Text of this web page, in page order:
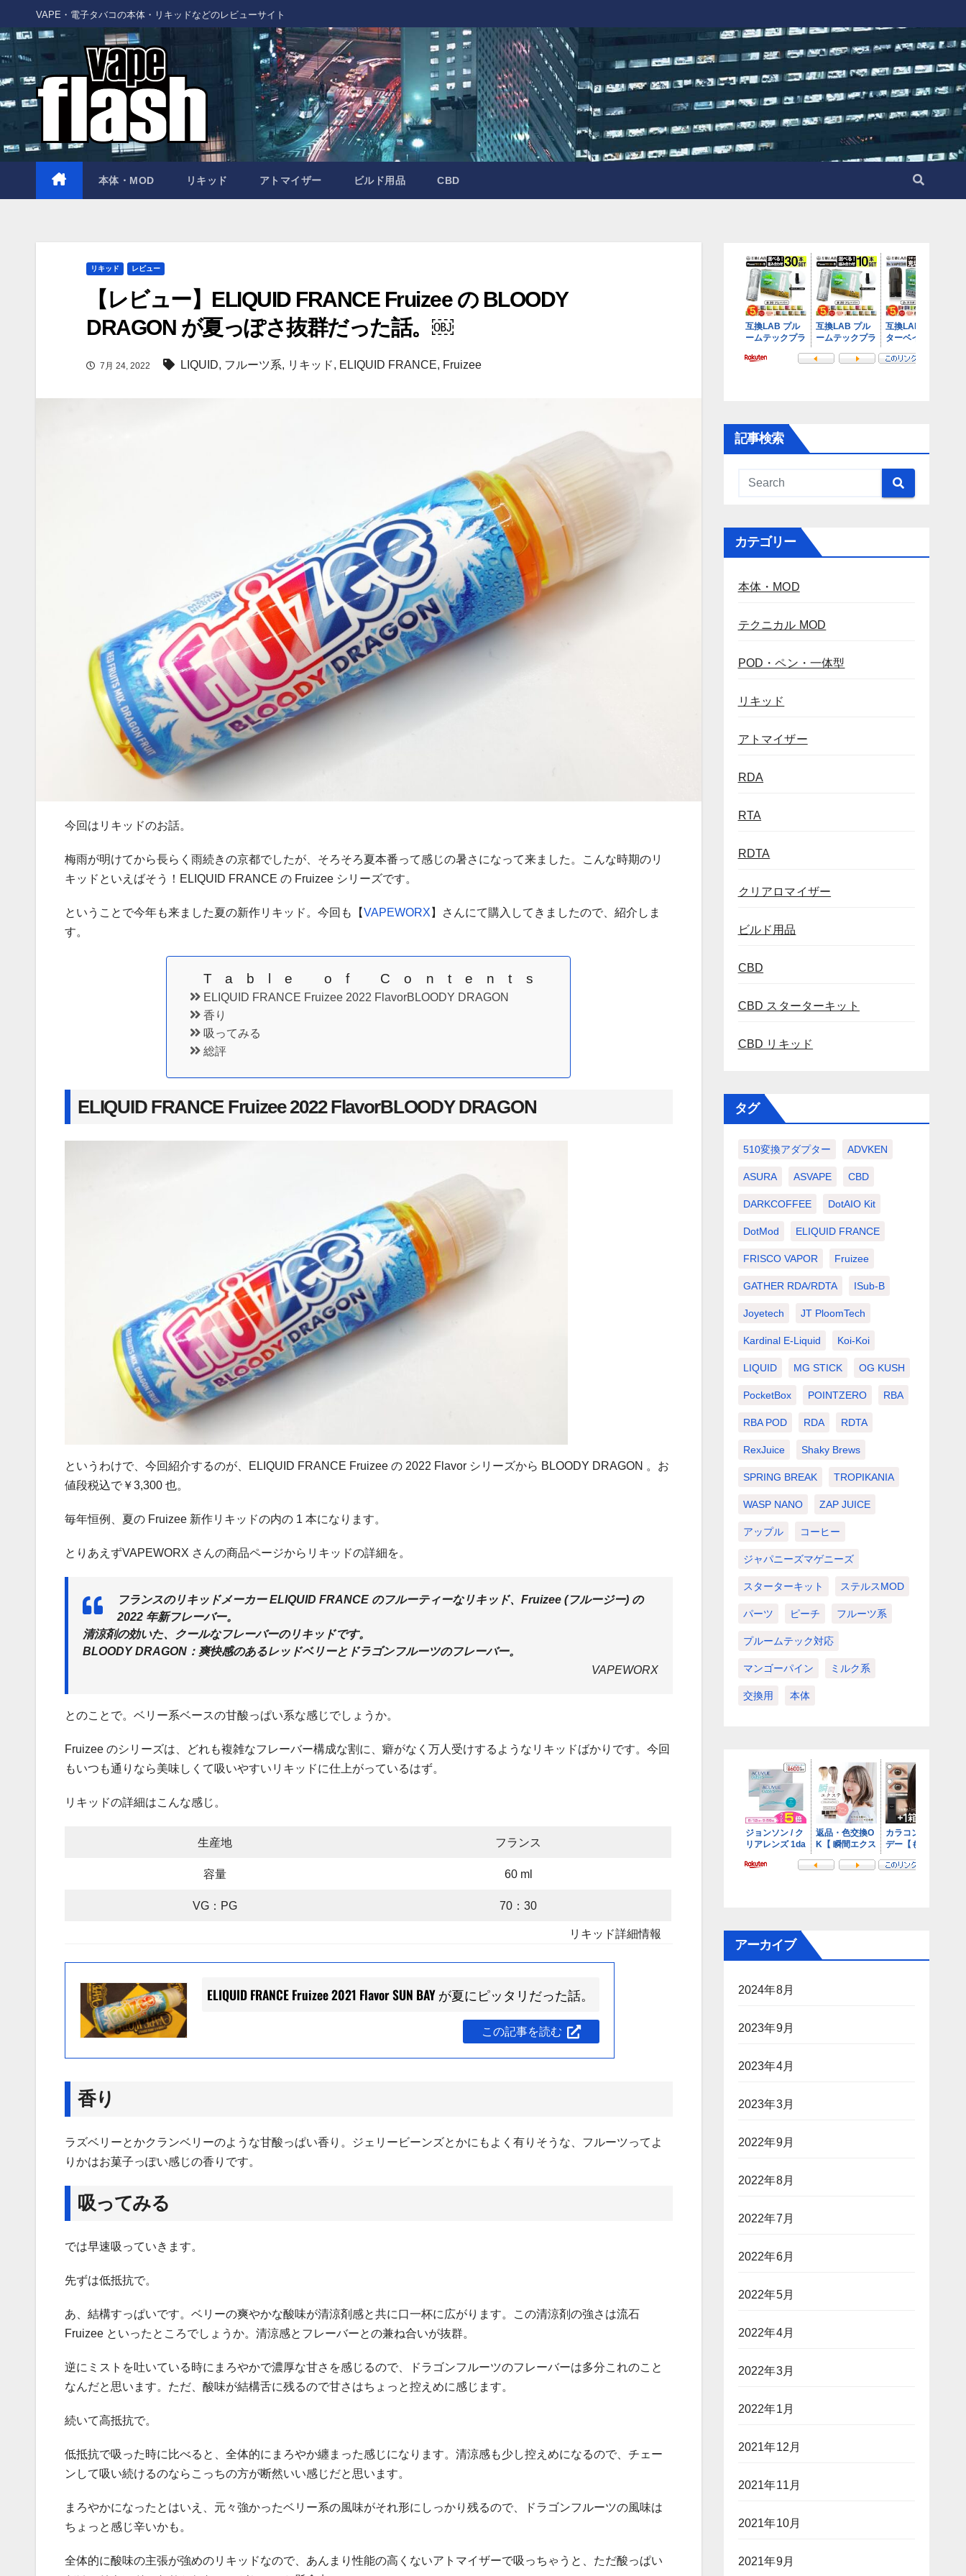
to
content
VAPE・電子タバコの本体・リキッドなどのレビューサイト
本体・MOD リキッド アトマイザー ビルド用品 CBD
リキッド レビュー
【レビュー】ELIQUID FRANCE Fruizee の BLOODY
DRAGON が夏っぽさ抜群だった話。￼
7月 24, 2022 LIQUID, フルーツ系, リキッド, ELIQUID FRANCE, Fruizee
今回はリキッドのお話。
梅雨が明けてから長らく雨続きの京都でしたが、そろそろ夏本番って感じの暑さになって来ました。こんな時期のリ
キッドといえばそう！ELIQUID FRANCE の Fruizee シリーズです。
ということで今年も来ました夏の新作リキッド。今回も【VAPEWORX 】さんにて購入してきましたので、紹介しま
す。
Table of Contents
ELIQUID FRANCE Fruizee 2022 FlavorBLOODY DRAGON
香り
吸ってみる
総評
ELIQUID FRANCE Fruizee 2022 FlavorBLOODY DRAGON
というわけで、今回紹介するのが、ELIQUID FRANCE Fruizee の 2022 Flavor シリーズから BLOODY DRAGON 。お
値段税込で￥3,300 也。
毎年恒例、夏の Fruizee 新作リキッドの内の 1 本になります。
とりあえずVAPEWORX さんの商品ページからリキッドの詳細を。
フランスのリキッドメーカー ELIQUID FRANCE のフルーティーなリキッド、Fruizee (フルージー) の
2022 年新フレーバー。
清涼剤の効いた、クールなフレーバーのリキッドです。
BLOODY DRAGON：爽快感のあるレッドベリーとドラゴンフルーツのフレーバー。
VAPEWORX
とのことで。ベリー系ベースの甘酸っぱい系な感じでしょうか。
Fruizee のシリーズは、どれも複雑なフレーバー構成な割に、癖がなく万人受けするようなリキッドばかりです。今回
もいつも通りなら美味しくて吸いやすいリキッドに仕上がっているはず。
リキッドの詳細はこんな感じ。
生産地 フランス
容量 60 ml
VG：PG 70：30
リキッド詳細情報
ELIQUID FRANCE Fruizee 2021 Flavor SUN BAY が夏にピッタリだった話。
この記事を読む
香り
ラズベリーとかクランベリーのような甘酸っぱい香り。ジェリービーンズとかにもよく有りそうな、フルーツってよ
りかはお菓子っぽい感じの香りです。
吸ってみる
では早速吸っていきます。
先ずは低抵抗で。
あ、結構すっぱいです。ベリーの爽やかな酸味が清涼剤感と共に口一杯に広がります。この清涼剤の強さは流石
Fruizee といったところでしょうか。清涼感とフレーバーとの兼ね合いが抜群。
逆にミストを吐いている時にまろやかで濃厚な甘さを感じるので、ドラゴンフルーツのフレーバーは多分これのこと
なんだと思います。ただ、酸味が結構舌に残るので甘さはちょっと控えめに感じます。
続いて高抵抗で。
低抵抗で吸った時に比べると、全体的にまろやか纏まった感じになります。清涼感も少し控えめになるので、チェー
ンして吸い続けるのならこっちの方が断然いい感じだと思います。
まろやかになったとはいえ、元々強かったベリー系の風味がそれ形にしっかり残るので、ドラゴンフルーツの風味は
ちょっと感じ辛いかも。
全体的に酸味の主張が強めのリキッドなので、あんまり性能の高くないアトマイザーで吸っちゃうと、ただ酸っぱい
記事検索
カテゴリー
本体・MOD
テクニカル MOD
POD・ペン・一体型
リキッド
アトマイザー
RDA
RTA
RDTA
クリアロマイザー
ビルド用品
CBD
CBD スターターキット
CBD リキッド
タグ
510変換アダプター ADVKEN
ASURA ASVAPE CBD
DARKCOFFEE DotAIO Kit
DotMod ELIQUID FRANCE
FRISCO VAPOR Fruizee
GATHER RDA/RDTA ISub-B
Joyetech JT PloomTech
Kardinal E-Liquid Koi-Koi
LIQUID MG STICK OG KUSH
PocketBox POINTZERO RBA
RBA POD RDA RDTA
RexJuice Shaky Brews
SPRING BREAK TROPIKANIA
WASP NANO ZAP JUICE
アップル コーヒー
ジャパニーズマゲニーズ
スターターキット ステルスMOD
パーツ ピーチ フルーツ系
プルームテック対応
マンゴーパイン ミルク系
交換用 本体
アーカイブ
2024年8月
2023年9月
2023年4月
2023年3月
2022年9月
2022年8月
2022年7月
2022年6月
2022年5月
2022年4月
2022年3月
2022年1月
2021年12月
2021年11月
2021年10月
2021年9月